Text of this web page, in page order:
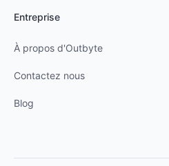
Entreprise
À propos d'Outbyte
Contactez nous
Blog